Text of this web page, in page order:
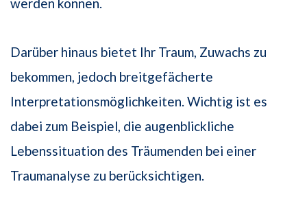
Darüber hinaus bietet Ihr Traum, Zuwachs zu
bekommen, jedoch breitgefächerte
Interpretationsmöglichkeiten. Wichtig ist es
dabei zum Beispiel, die augenblickliche
Lebenssituation des Träumenden bei einer
Traumanalyse zu berücksichtigen.